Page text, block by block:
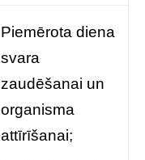
Piemērota diena
svara
zaudēšanai un
organisma
attīrīšanai;